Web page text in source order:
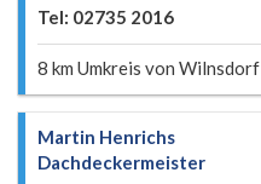
Tel: 02735 2016
8 km Umkreis von Wilnsdorf
Martin Henrichs
Dachdeckermeister